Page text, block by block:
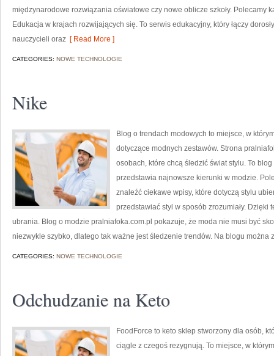
międzynarodowe rozwiązania oświatowe czy nowe oblicze szkoły. Polecamy
Edukacja w krajach rozwijających się. To serwis edukacyjny, który łączy
nauczycieli oraz [ Read More ]
CATEGORIES: NOWE TECHNOLOGIE
Nike
Blog o trendach modowych to miejsce, w
dotyczące modnych zestawów. Strona
osobach, które chcą śledzić świat stylu. To
przedstawia najnowsze kierunki w modzie.
znaleźć ciekawe wpisy, które dotyczą stylu
przedstawiać styl w sposób zrozumiały. Dzięki
ubrania. Blog o modzie pralniafoka.com.pl pokazuje, że moda nie musi być
niezwykle szybko, dlatego tak ważne jest śledzenie trendów. Na blogu można
CATEGORIES: NOWE TECHNOLOGIE
Odchudzanie na Keto
FoodForce to keto sklep stworzony dla osób,
ciągle z czegoś rezygnują. To miejsce, w